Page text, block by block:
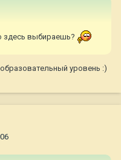
здесь выбираешь?
уровень :)